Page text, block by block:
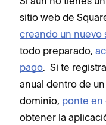
sitio web de
creando un nuevo
todo preparado,
pago. Si te
anual dentro de
dominio, ponte en
obtener la